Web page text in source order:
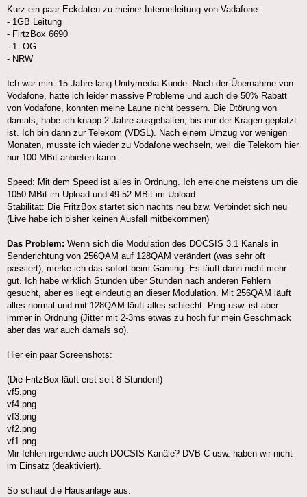
Kurz ein paar Eckdaten zu meiner Internetleitung von Vadafone:
- 1GB Leitung
- FirtzBox 6690
- 1. OG
- NRW
Ich war min. 15 Jahre lang Unitymedia-Kunde. Nach der Übernahme von
Vodafone, hatte ich leider massive Probleme und auch die 50% Rabatt
von Vodafone, konnten meine Laune nicht bessern. Die Dtörung von
damals, habe ich knapp 2 Jahre ausgehalten, bis mir der Kragen geplatzt
ist. Ich bin dann zur Telekom (VDSL). Nach einem Umzug vor wenigen
Monaten, musste ich wieder zu Vodafone wechseln, weil die Telekom hier
nur 100 MBit anbieten kann.
Speed: Mit dem Speed ist alles in Ordnung. Ich erreiche meistens um die
1050 MBit im Upload und 49-52 MBit im Upload.
Stabilität: Die FritzBox startet sich nachts neu bzw. Verbindet sich neu
(Live habe ich bisher keinen Ausfall mitbekommen)
Das Problem: Wenn sich die Modulation des DOCSIS 3.1 Kanals in
Senderichtung von 256QAM auf 128QAM verändert (was sehr oft
passiert), merke ich das sofort beim Gaming. Es läuft dann nicht mehr
gut. Ich habe wirklich Stunden über Stunden nach anderen Fehlern
gesucht, aber es liegt eindeutig an dieser Modulation. Mit 256QAM läuft
alles normal und mit 128QAM läuft alles schlecht. Ping usw. ist aber
immer in Ordnung (Jitter mit 2-3ms etwas zu hoch für mein Geschmack
aber das war auch damals so).
Hier ein paar Screenshots:
(Die FritzBox läuft erst seit 8 Stunden!)
vf5.png
vf4.png
vf3.png
vf2.png
vf1.png
Mir fehlen irgendwie auch DOCSIS-Kanäle? DVB-C usw. haben wir nicht
im Einsatz (deaktiviert).
So schaut die Hausanlage aus: